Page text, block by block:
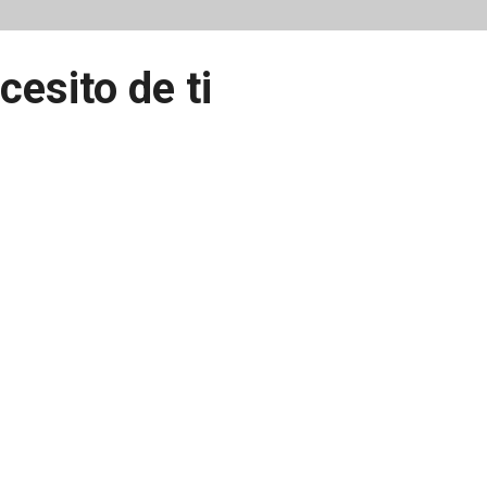
de ti